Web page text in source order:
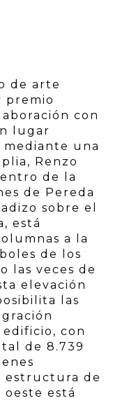
de arte
premio
con
lugar
una
Renzo
de la
de Pereda
sobre el
está
a la
de los
las veces de
elevación
las
con
de 8.739
estructura de
oeste está